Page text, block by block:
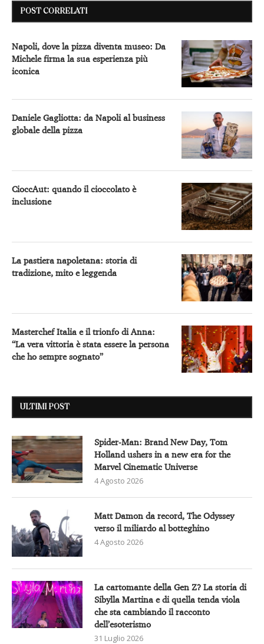
POST CORRELATI
Napoli, dove la pizza diventa museo: Da
Michele firma la sua esperienza più
iconica
Daniele Gagliotta: da Napoli al business
globale della pizza
CioccAut: quando il cioccolato è
inclusione
La pastiera napoletana: storia di
tradizione, mito e leggenda
Masterchef Italia e il trionfo di Anna:
“La vera vittoria è stata essere la persona
che ho sempre sognato”
ULTIMI POST
Spider-Man: Brand New Day, Tom
Holland ushers in a new era for the
Marvel Cinematic Universe
4 Agosto 2026
Matt Damon da record, The Odyssey
verso il miliardo al botteghino
4 Agosto 2026
La cartomante della Gen Z? La storia di
Sibylla Martina e di quella tenda viola
che sta cambiando il racconto
dell’esoterismo
31 Luglio 2026